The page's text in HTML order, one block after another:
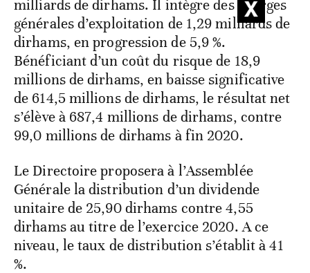
milliards de dirhams. Il intègre des charges
générales d’exploitation de 1,29 milliards de
dirhams, en progression de 5,9 %.
Bénéficiant d’un coût du risque de 18,9
millions de dirhams, en baisse significative
de 614,5 millions de dirhams, le résultat net
s’élève à 687,4 millions de dirhams, contre
99,0 millions de dirhams à fin 2020.
Le Directoire proposera à l’Assemblée
Générale la distribution d’un dividende
unitaire de 25,90 dirhams contre 4,55
dirhams au titre de l’exercice 2020. A ce
niveau, le taux de distribution s’établit à 41
%.